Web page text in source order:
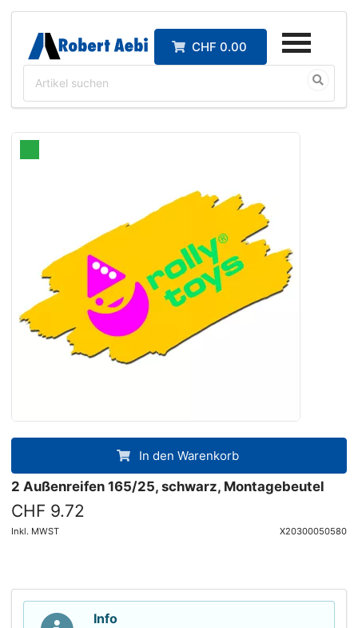
CHF 0.00
In den Warenkorb
2 Außenreifen 165/25, schwarz, Montagebeutel
CHF 9.72
Inkl. MWST X20300050580
Info